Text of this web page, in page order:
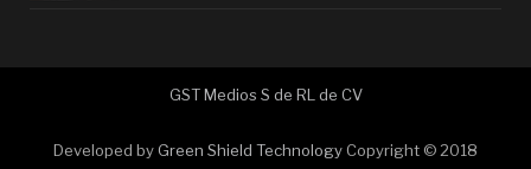
GST Medios S de RL de CV
Developed by Green Shield Technology Copyright © 2018